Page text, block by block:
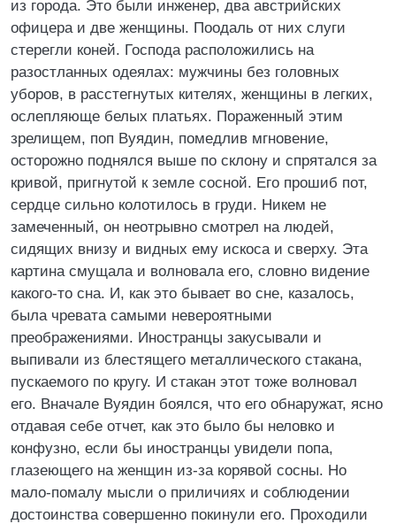
из города. Это были инженер, два австрийских
офицера и две женщины. Поодаль от них слуги
стерегли коней. Господа расположились на
разостланных одеялах: мужчины без головных
уборов, в расстегнутых кителях, женщины в легких,
ослепляюще белых платьях. Пораженный этим
зрелищем, поп Вуядин, помедлив мгновение,
осторожно поднялся выше по склону и спрятался за
кривой, пригнутой к земле сосной. Его прошиб пот,
сердце сильно колотилось в груди. Никем не
замеченный, он неотрывно смотрел на людей,
сидящих внизу и видных ему искоса и сверху. Эта
картина смущала и волновала его, словно видение
какого-то сна. И, как это бывает во сне, казалось,
была чревата самыми невероятными
преображениями. Иностранцы закусывали и
выпивали из блестящего металлического стакана,
пускаемого по кругу. И стакан этот тоже волновал
его. Вначале Вуядин боялся, что его обнаружат, ясно
отдавая себе отчет, как это было бы неловко и
конфузно, если бы иностранцы увидели попа,
глазеющего на женщин из-за корявой сосны. Но
мало-помалу мысли о приличиях и соблюдении
достоинства совершенно покинули его. Проходили